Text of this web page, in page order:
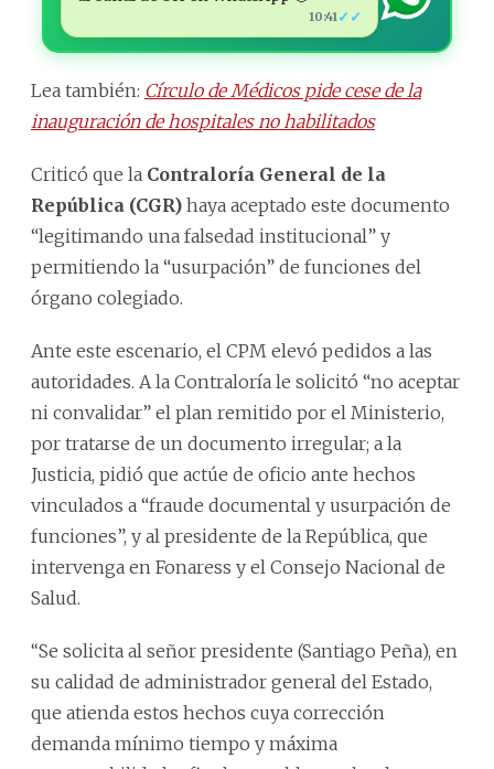
10:41 ✓✓
Lea también: Círculo de Médicos pide cese de la
inauguración de hospitales no habilitados
Criticó que la Contraloría General de la
República (CGR) haya aceptado este documento
“legitimando una falsedad institucional” y
permitiendo la “usurpación” de funciones del
órgano colegiado.
Ante este escenario, el CPM elevó pedidos a las
autoridades. A la Contraloría le solicitó “no aceptar
ni convalidar” el plan remitido por el Ministerio,
por tratarse de un documento irregular; a la
Justicia, pidió que actúe de oficio ante hechos
vinculados a “fraude documental y usurpación de
funciones”, y al presidente de la República, que
intervenga en Fonaress y el Consejo Nacional de
Salud.
‘‘Se solicita al señor presidente (Santiago Peña), en
su calidad de administrador general del Estado,
que atienda estos hechos cuya corrección
demanda mínimo tiempo y máxima